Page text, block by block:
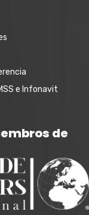
e Infonavit
de